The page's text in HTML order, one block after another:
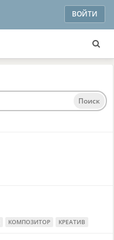
ВОЙТИ
Поиск
КОМПОЗИТОР КРЕАТИВ